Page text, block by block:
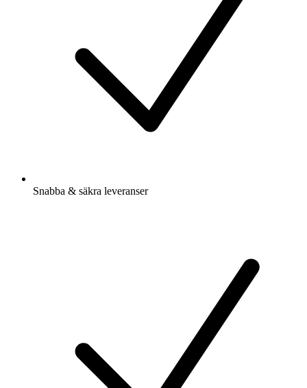
Snabba & säkra leveranser